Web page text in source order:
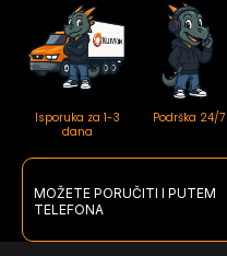
Isporuka za 1-3
dana
Podrška 24/7
MOŽETE PORUČITI I PUTEM
TELEFONA